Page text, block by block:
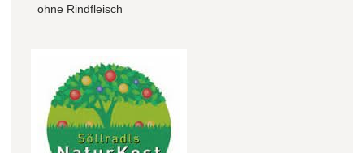
ohne Rindfleisch